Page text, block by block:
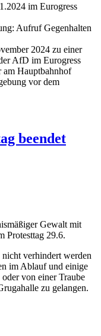
im Eurogress
Aufruf Gegenhalten
2024 zu einer
AfD im Eurogress
Hauptbahnhof
vor dem
beendet
Gewalt mit
Protesttag 29.6.
verhindert werden
im Ablauf und einige
von einer Traube
zu gelangen.